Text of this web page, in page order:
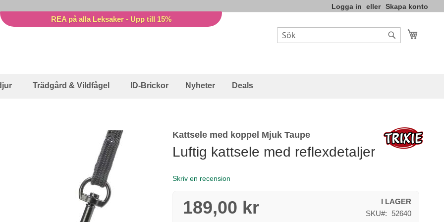
Logga in Skapa konto
REA på alla Leksaker - Upp till 15%
Sök
Trädgård & Vildfågel ID-Brickor Nyheter Deals
Kattsele med koppel Mjuk Taupe
Luftig kattsele med reflexdetaljer
Skriv en recension
189,00 kr
I LAGER
SKU
52640